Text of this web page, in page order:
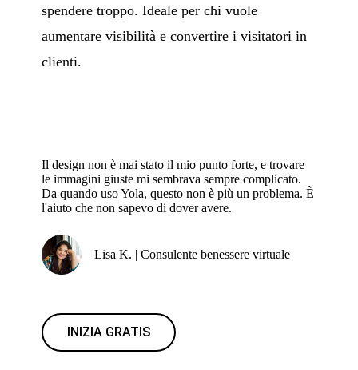
spendere troppo. Ideale per chi vuole
aumentare visibilità e convertire i visitatori in
clienti.
Il design non è mai stato il mio punto forte, e trovare
le immagini giuste mi sembrava sempre complicato.
Da quando uso Yola, questo non è più un problema. È
l'aiuto che non sapevo di dover avere.
Lisa K. | Consulente benessere virtuale
INIZIA GRATIS